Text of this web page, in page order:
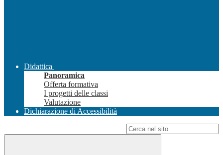
Didattica
Panoramica
Offerta formativa
I progetti delle classi
Valutazione
Dichiarazione di Accessibilità